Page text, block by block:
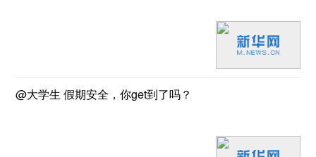
@大学生 假期安全，你get到了吗？